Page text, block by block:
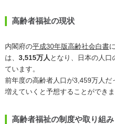
高齢者福祉の現状
内閣府の平成30年版高齢社会白書
は、 3,515万人 となり、日本の人口
ています。
前年度の高齢者人口が3,459万人
増えていくと予想することができま
高齢者福祉の制度や取り組み